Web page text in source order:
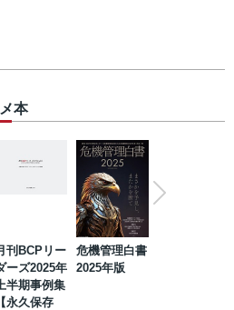
本
刊BCPリー
ーズ2025年
上半期事例集
【永久保存
危機管理白書
2025年版